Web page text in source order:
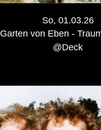
So, 01.03.26
Garten von Eben -
@Deck